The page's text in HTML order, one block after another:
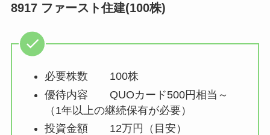
8917 ファースト住建(100株)
必要株数 100株
優待内容 QUOカード500円相当～
（1年以上の継続保有が必要）
投資金額 12万円（目安）